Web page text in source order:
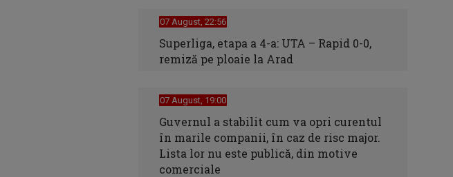
07 August, 22:56
Superliga, etapa a 4-a: UTA – Rapid 0-0,
remiză pe ploaie la Arad
07 August, 19:00
Guvernul a stabilit cum va opri curentul
în marile companii, în caz de risc major.
Lista lor nu este publică, din motive
comerciale